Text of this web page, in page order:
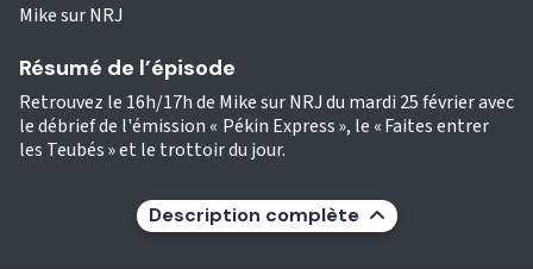
Mike sur NRJ
Résumé de l’épisode
Retrouvez le 16h/17h de Mike sur NRJ du mardi 25 février avec
le débrief de l'émission « Pékin Express », le « Faites entrer
les Teubés » et le trottoir du jour.
Description complète